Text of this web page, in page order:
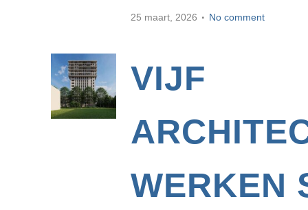
25 maart, 2026 No comment
VIJF
WERKEN